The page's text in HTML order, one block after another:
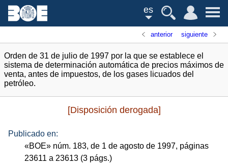
es
anterior siguiente
Orden de 31 de julio de 1997 por la que se establece el
sistema de determinación automática de precios máximos de
venta, antes de impuestos, de los gases licuados del
petróleo.
[Disposición derogada]
Publicado en:
«BOE» núm. 183, de 1 de agosto de 1997, páginas
23611 a 23613 (3 págs.)